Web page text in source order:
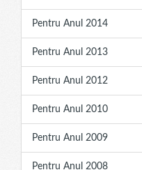
Pentru Anul 2014
Pentru Anul 2013
Pentru Anul 2012
Pentru Anul 2010
Pentru Anul 2009
Pentru Anul 2008